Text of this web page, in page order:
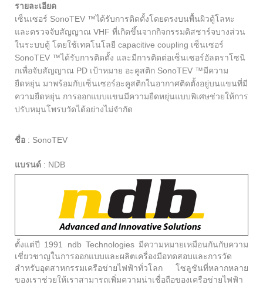
รายละเอียด
เซ็นเซอร์ SonoTEV ™ได้รับการติดตั้งโดยตรงบนพื้นผิวตู้โลหะ
และตรวจจับสัญญาณ VHF ที่เกิดขึ้นจากกิจกรรมดิสชาร์จบางส่วน
ในระบบตู้ โดยใช้เทคโนโลยี capacitive coupling เซ็นเซอร์
SonoTEV ™ได้รับการติดตั้ง และมีการติดต่อเซ็นเซอร์อัลตราโซนิ
กเพื่อจับสัญญาณ PD เป้าหมาย อะคูสติก SonoTEV ™มีความ
ยืดหยุ่น มาพร้อมกับเซ็นเซอร์อะคูสติกในอากาศติดตั้งอยู่บนแขนที่มี
ความยืดหยุ่น การออกแบบแขนมีความยืดหยุ่นแบบพิเศษช่วยให้การ
ปรับหมุนโพรบวัดได้อย่างไม่จำกัด
ชื่อ : SonoTEV
แบรนด์ : NDB
ตั้งแต่ปี 1991 ndb Technologies มีความหมายเหมือนกันกับความ
เชี่ยวชาญในการออกแบบและผลิตเครื่องมือทดสอบและการวัด
สำหรับอุตสาหกรรมเครือข่ายไฟฟ้าทั่วโลก โซลูชันที่หลากหลาย
ของเราช่วยให้เราสามารถเพิ่มความน่าเชื่อถือของเครือข่ายไฟฟ้า